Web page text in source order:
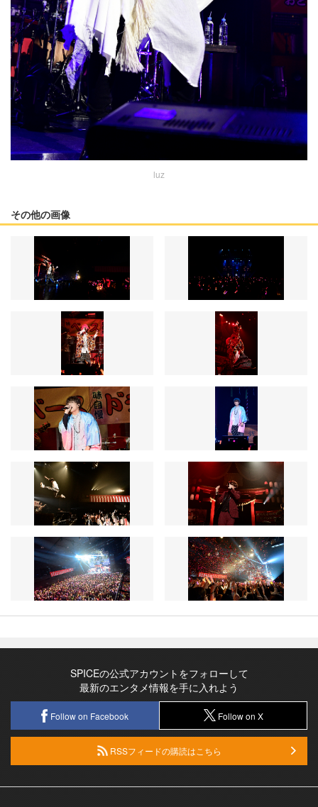
luz
その他の画像
SPICEの公式アカウントをフォローして
最新のエンタメ情報を手に入れよう
Follow on Facebook Follow on X
RSSフィードの購読はこちら